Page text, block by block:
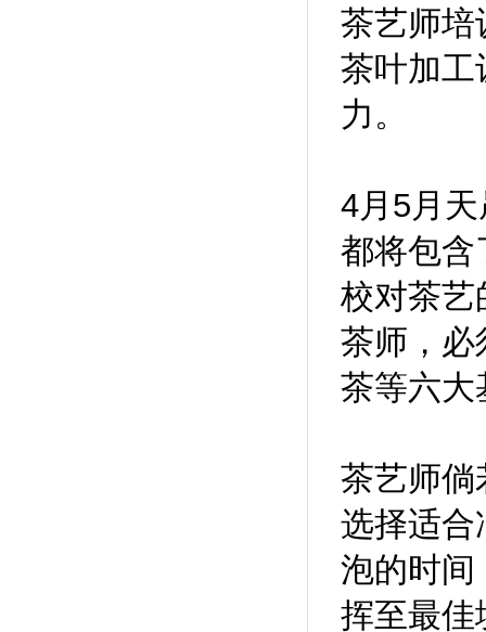
茶艺师培
茶叶加工
力。
4月5月
都将包含
校对茶艺
茶师，必
茶等六大
茶艺师倘
选择适合
泡的时
挥至最佳